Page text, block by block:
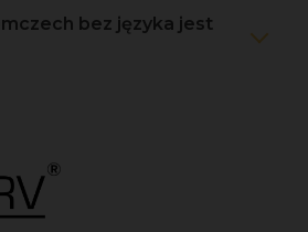
bez języka jest